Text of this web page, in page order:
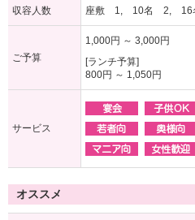
収容人数 座敷 1, 10名 2, 16
ご予算
1,000円 ～ 3,000円
[ランチ予算]
800円 ～ 1,050円
サービス
オススメ